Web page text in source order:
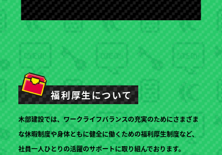
福利厚生について
木部建設では、ワークライフバランスの充実のためにさまざま
な休暇制度や身体ともに健全に働くための福利厚生制度など、
社員一人ひとりの活躍のサポートに取り組んでおります。